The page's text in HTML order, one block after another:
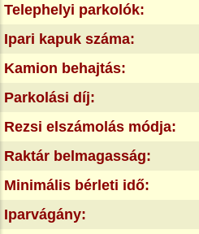
Telephelyi parkolók:
Ipari kapuk száma:
Kamion behajtás:
Parkolási díj:
Rezsi elszámolás módja:
Raktár belmagasság:
Minimális bérleti idő:
Iparvágány: